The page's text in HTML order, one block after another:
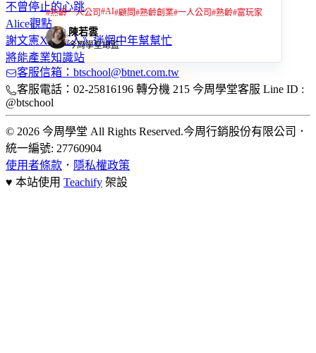
不曾停止的心跳
Alice觀點
謝文憲X接班人》迷惘中年幫幫忙
將能產業知識站
#熟齡一人公司#AI#顧問#熟齡創業#一人公司#熟齡#富玩家
陳若雲
今周學堂總監
客服信箱：btschool@btnet.com.tw
客服電話：02-25816196 轉分機 215 今周學堂客服 Line ID :
@btschool
© 2026 今周學堂 All Rights Reserved.今周行銷股份有限公司 ．
統一編號: 27760904
使用者條款 ． 隱私權政策
♥ 本站使用 Teachify 架設